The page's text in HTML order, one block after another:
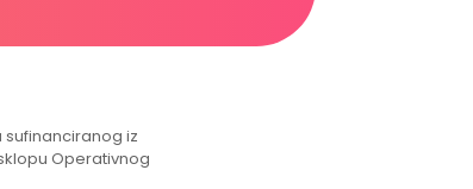
iz
Operativnog